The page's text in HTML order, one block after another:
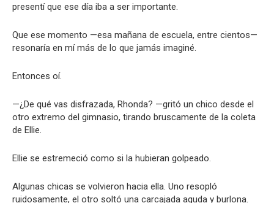
presentí que ese día iba a ser importante.
Que ese momento —esa mañana de escuela, entre cientos—
resonaría en mí más de lo que jamás imaginé.
Entonces oí.
—¿De qué vas disfrazada, Rhonda? —gritó un chico desde el
otro extremo del gimnasio, tirando bruscamente de la coleta
de Ellie.
Ellie se estremeció como si la hubieran golpeado.
Algunas chicas se volvieron hacia ella. Uno resopló
ruidosamente, el otro soltó una carcajada aguda y burlona.